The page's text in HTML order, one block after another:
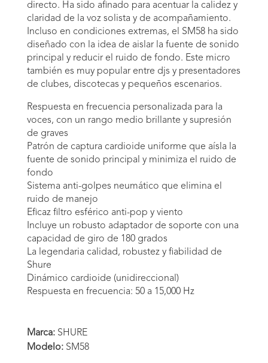
directo. Ha sido afinado para acentuar la calidez y
claridad de la voz solista y de acompañamiento.
Incluso en condiciones extremas, el SM58 ha sido
diseñado con la idea de aislar la fuente de sonido
principal y reducir el ruido de fondo. Este micro
también es muy popular entre djs y presentadores
de clubes, discotecas y pequeños escenarios.
Respuesta en frecuencia personalizada para la
voces, con un rango medio brillante y supresión
de graves
Patrón de captura cardioide uniforme que aísla la
fuente de sonido principal y minimiza el ruido de
fondo
Sistema anti-golpes neumático que elimina el
ruido de manejo
Eficaz filtro esférico anti-pop y viento
Incluye un robusto adaptador de soporte con una
capacidad de giro de 180 grados
La legendaria calidad, robustez y fiabilidad de
Shure
Dinámico cardioide (unidireccional)
Respuesta en frecuencia: 50 a 15,000 Hz
Marca:SHURE
Modelo:SM58